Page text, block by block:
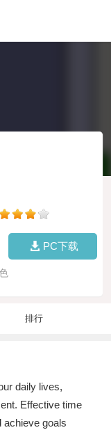
PC下载
排行
daily lives,
Effective time
achieve goals